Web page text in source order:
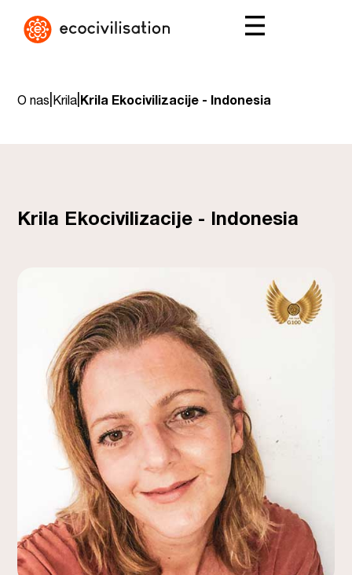
O nas Krila Krila Ekocivilizacije - Indonesia
Krila Ekocivilizacije - Indonesia